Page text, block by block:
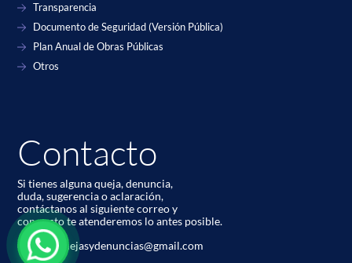
Transparencia
Documento de Seguridad (Versión Pública)
Plan Anual de Obras Públicas
Otros
Contacto
Si tienes alguna queja, denuncia,
duda, sugerencia o aclaración,
contáctanos al siguiente correo y
con gusto te atenderemos lo antes posible.
codetur.quejasydenuncias@gmail.com